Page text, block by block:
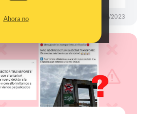
Ahora no 27/06/2023